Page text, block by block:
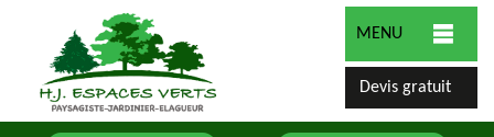
MENU
Devis gratuit